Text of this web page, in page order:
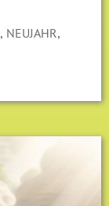
, NEUJAHR,